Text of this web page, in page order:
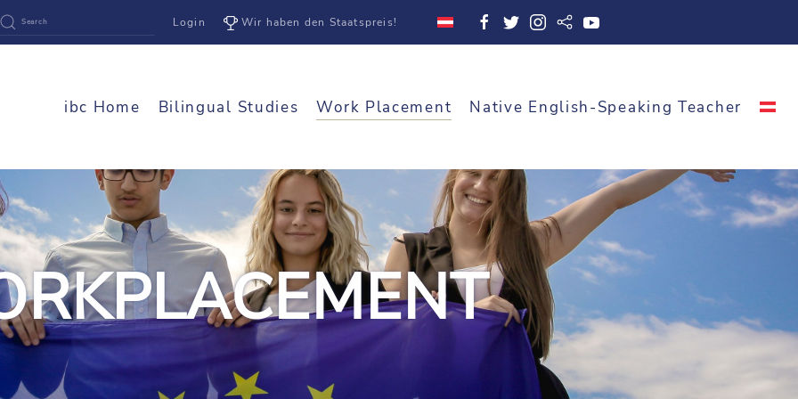
Login Wir haben den Staatspreis!
ibc Home Bilingual Studies Work Placement Native English-Speaking Teacher